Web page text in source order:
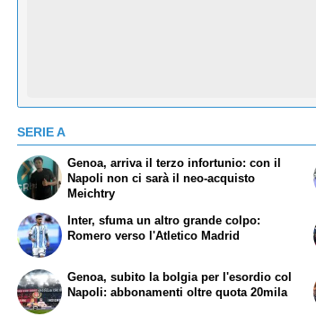
SERIE A
Genoa, arriva il terzo infortunio: con il
Napoli non ci sarà il neo-acquisto
Meichtry
Inter, sfuma un altro grande colpo:
Romero verso l'Atletico Madrid
Genoa, subito la bolgia per l'esordio col
Napoli: abbonamenti oltre quota 20mila